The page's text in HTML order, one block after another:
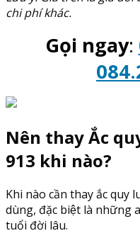
chi phí khác.
Gọi ngay:
Nên thay Ắc
913 khi nào?
Khi nào cần thay ắc quy
dùng, đặc biệt là những
tuổi đời lâu.